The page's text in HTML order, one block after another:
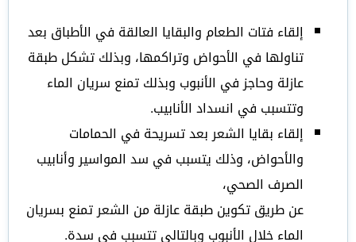
إلقاء فتات الطعام والبقايا العالقة في الأطباق بعد
تناولها في الأحواض وتراكمها، وبذلك تشكل طبقة
عازلة وحاجز في الأنبوب وبذلك تمنع سريان الماء
وتتسبب في انسداد الأنابيب.
إلقاء بقايا الشعر بعد تسريحة في الحمامات
والأحواض، وذلك يتسبب في سد المواسير وأنابيب
الصرف الصحي،
عن طريق تكوين طبقة عازلة من الشعر تمنع بسريان
الماء خلال الأنبوب وبالتالي تتسبب في سدة.